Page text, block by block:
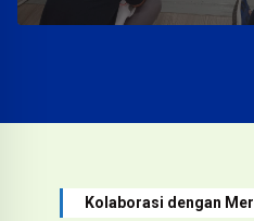
Kolaborasi dengan